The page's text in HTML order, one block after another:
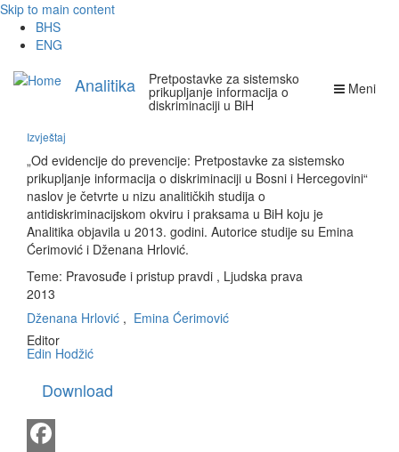
Skip to main content
BHS
ENG
Analitika Meni
Pretpostavke za sistemsko
prikupljanje informacija o
diskriminaciji u BiH
Izvještaj
„Od evidencije do prevencije: Pretpostavke za sistemsko
prikupljanje informacija o diskriminaciji u Bosni i Hercegovini“
naslov je četvrte u nizu analitičkih studija o
antidiskriminacijskom okviru i praksama u BiH koju je
Analitika objavila u 2013. godini. Autorice studije su Emina
Ćerimović i Dženana Hrlović.
Teme: Pravosuđe i pristup pravdi , Ljudska prava
2013
Dženana Hrlović , Emina Ćerimović
Editor
Edin Hodžić
Download